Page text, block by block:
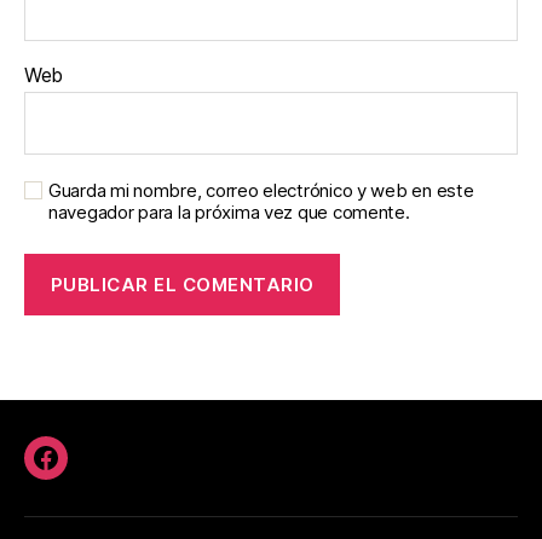
Web
Guarda mi nombre, correo electrónico y web en este
navegador para la próxima vez que comente.
Facebook